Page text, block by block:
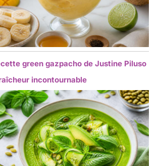
green gazpacho de Justine Piluso
incontournable